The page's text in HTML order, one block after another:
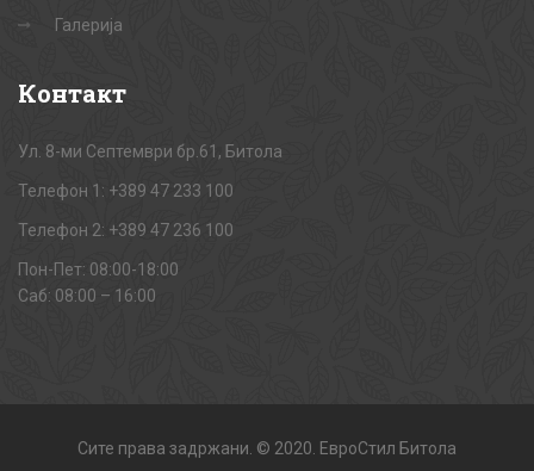
Галерија
Контакт
Ул. 8-ми Септември бр.61, Битола
Телефон 1: +389 47 233 100
Телефон 2: +389 47 236 100
Пон-Пет: 08:00-18:00
Саб: 08:00 – 16:00
Сите права задржани. © 2020. ЕвроСтил Битола